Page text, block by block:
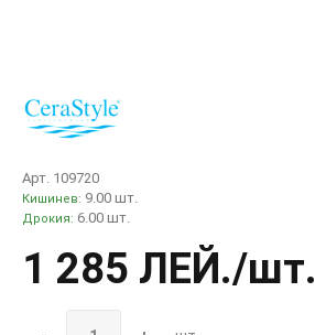
Арт. 109720
Кишинев: 9.00 шт.
Дрокия: 6.00 шт.
1 285 ЛЕЙ./шт.